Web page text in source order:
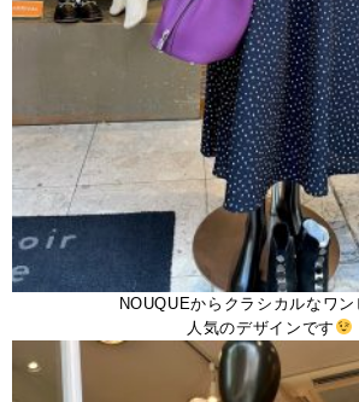
NOUQUEからクラシカルなワ
人気のデザインです